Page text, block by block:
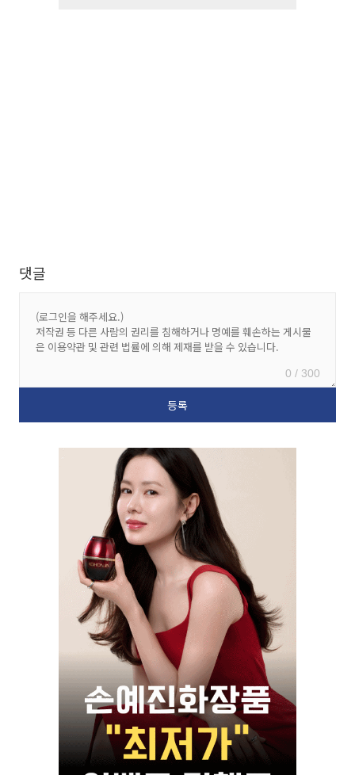
댓글
0 / 300